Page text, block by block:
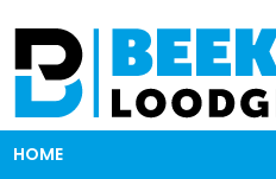
HOME